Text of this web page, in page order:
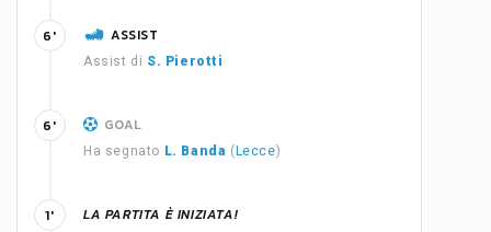
ASSIST
Assist di S. Pierotti
6'
GOAL
Ha segnato L. Banda ( Lecce)
6'
LA PARTITA È INIZIATA!
1'